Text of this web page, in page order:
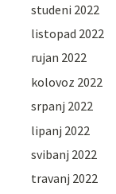
studeni 2022
listopad 2022
rujan 2022
kolovoz 2022
srpanj 2022
lipanj 2022
svibanj 2022
travanj 2022